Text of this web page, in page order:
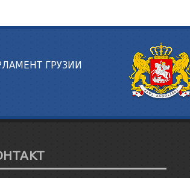
ГРУЗИИ